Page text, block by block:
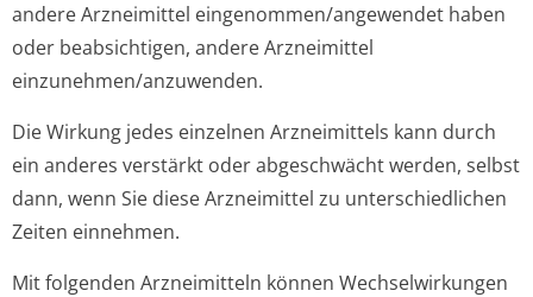
andere Arzneimittel eingenommen/an­gewendet haben
oder beabsichtigen, andere Arzneimittel
einzunehmen/an­zuwenden.
Die Wirkung jedes einzelnen Arzneimittels kann durch
ein anderes verstärkt oder abgeschwächt werden, selbst
dann, wenn Sie diese Arzneimittel zu unterschiedlichen
Zeiten einnehmen.
Mit folgenden Arzneimitteln können Wechselwirkungen